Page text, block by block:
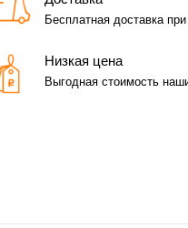
Бесплатная доставка
Низкая цена
Выгодная стоимость